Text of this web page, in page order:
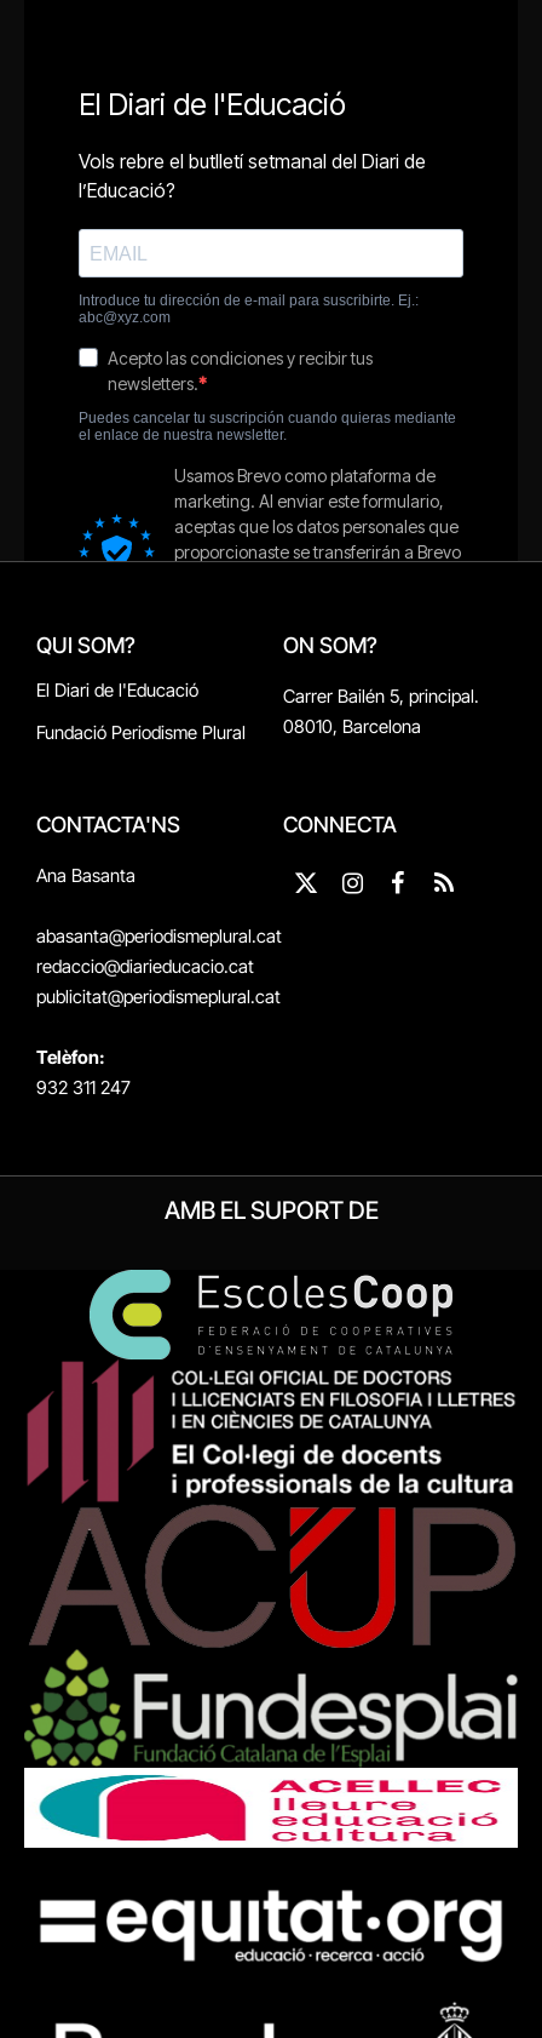
QUI SOM?
El Diari de l'Educació
Fundació Periodisme Plural
ON SOM?
Carrer Bailén 5, principal.
08010, Barcelona
CONTACTA'NS
Ana Basanta
abasanta@periodismeplural.cat
redaccio@diarieducacio.cat
publicitat@periodismeplural.cat
Telèfon:
932 311 247
CONNECTA
X
InstagramFacebook
RSS
AMB EL SUPORT DE